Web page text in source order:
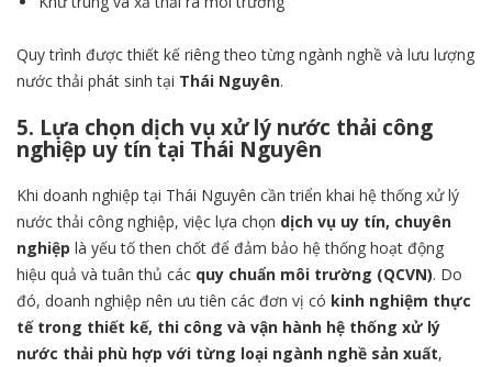
Quy trình được thiết kế riêng theo từng ngành nghề và lưu lượng
nước thải phát sinh tại Thái Nguyên.
5. Lựa chọn dịch vụ xử lý nước thải công
nghiệp uy tín tại Thái Nguyên
Khi doanh nghiệp tại Thái Nguyên cần triển khai hệ thống xử lý
nước thải công nghiệp, việc lựa chọn dịch vụ uy tín, chuyên
nghiệp là yếu tố then chốt để đảm bảo hệ thống hoạt động
hiệu quả và tuân thủ các quy chuẩn môi trường (QCVN). Do
đó, doanh nghiệp nên ưu tiên các đơn vị có kinh nghiệm thực
tế trong thiết kế, thi công và vận hành hệ thống xử lý
nước thải phù hợp với từng loại ngành nghề sản xuất,